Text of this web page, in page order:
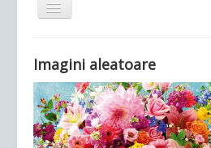
Comută
navigarea
Imagini aleatoare